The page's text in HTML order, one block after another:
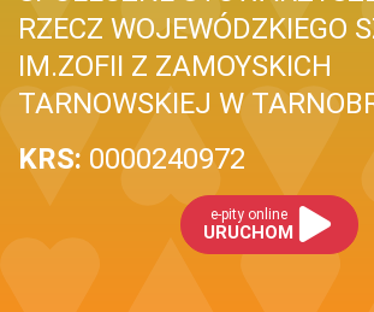
RZECZ WOJEWÓDZKIEGO
IM.ZOFII Z ZAMOYSKICH
TARNOWSKIEJ W
KRS: 0000240972
e-pity online
URUCHOM